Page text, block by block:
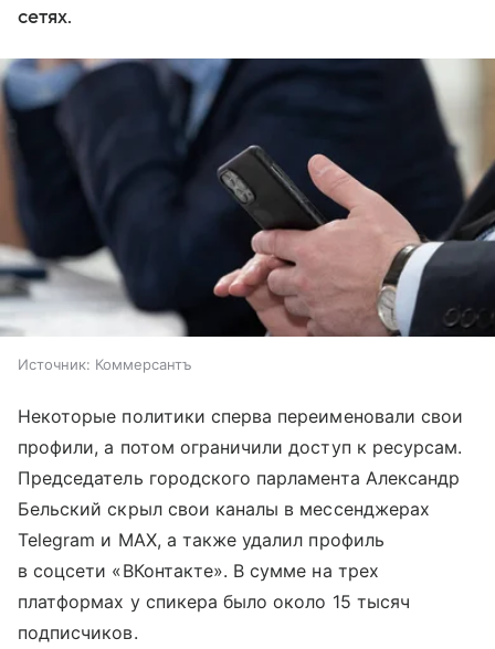
сетях.
Источник: Коммерсантъ
Некоторые политики сперва переименовали свои
профили, а потом ограничили доступ к ресурсам.
Председатель городского парламента Александр
Бельский скрыл свои каналы в мессенджерах
Telegram и MAX, а также удалил профиль
в соцсети «ВКонтакте». В сумме на трех
платформах у спикера было около 15 тысяч
подписчиков.